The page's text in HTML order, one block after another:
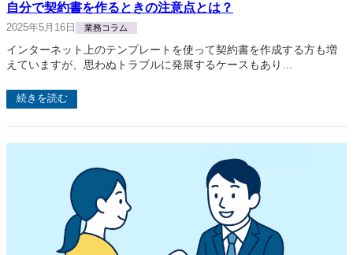
自分で契約書を作るときの注意点とは？
2025年5月16日 業務コラム
インターネット上のテンプレートを使って契約書を作成する方も増
えていますが、思わぬトラブルに発展するケースもあり…
続きを読む